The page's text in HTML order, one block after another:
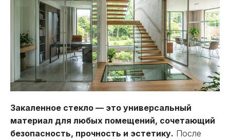
Закаленное стекло — это универсальный
материал для любых помещений, сочетающий
безопасность, прочность и эстетику. После